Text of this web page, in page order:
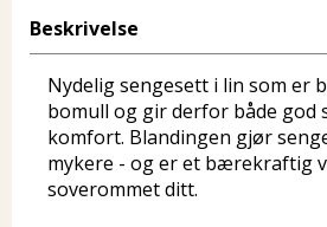
Beskrivelse
Nydelig sengesett i lin som er
bomull og gir derfor både god
komfort. Blandingen gjør
mykere - og er et bærekraftig
soverommet ditt.